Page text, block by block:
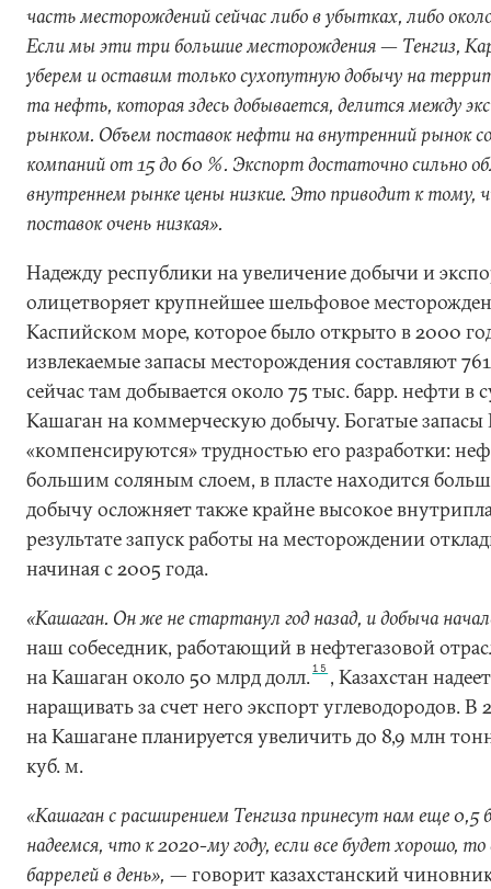
часть месторождений сейчас либо в убытках, либо
Если мы эти три большие месторождения — Тенгиз,
уберем и оставим только сухопутную добычу на
та нефть, которая здесь добывается, делится между
рынком. Объем поставок нефти на внутренний рынок
компаний от 15 до 60 %. Экспорт достаточно сильно
внутреннем рынке цены низкие. Это приводит к тому,
поставок очень низкая».
Надежду республики на увеличение добычи и
олицетворяет крупнейшее шельфовое
Каспийском море, которое было открыто в 2000
извлекаемые запасы месторождения составляют
сейчас там добывается около 75 тыс. барр. нефти в
Кашаган на коммерческую добычу. Богатые запасы
«компенсируются» трудностью его разработки:
большим соляным слоем, в пласте находится
добычу осложняет также крайне высокое
результате запуск работы на месторождении
начиная с 2005 года.
«Кашаган. Он же не стартанул год назад, и добыча
наш собеседник, работающий в нефтегазовой
на Кашаган около 50 млрд долл.15 , Казахстан
наращивать за счет него экспорт углеводородов.
на Кашагане планируется увеличить до 8,9 млн
куб. м.
«Кашаган с расширением Тенгиза принесут нам еще 0,5
надеемся, что к 2020-му году, если все будет хорошо,
баррелей в день», — говорит казахстанский